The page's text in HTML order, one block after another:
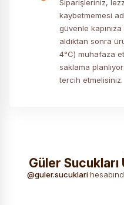
Siparişleriniz,
kaybetmemesi
güvenle kapınıza
aldıktan sonra
4°C) muhafaza
saklama
tercih etmelisiniz.
Güler
@guler.sucuklari
Güler Sucukları
ile doğa molası
Doğal içerik,
eşsiz kıvam,